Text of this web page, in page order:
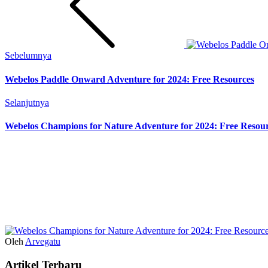
Sebelumnya
Webelos Paddle Onward Adventure for 2024: Free Resources
Selanjutnya
Webelos Champions for Nature Adventure for 2024: Free
OlehArvegatu
Artikel Terbaru